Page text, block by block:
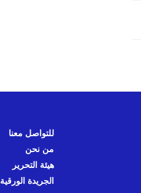
للتواصل معنا
من نحن
هيئة التحرير
الجريدة الورقية